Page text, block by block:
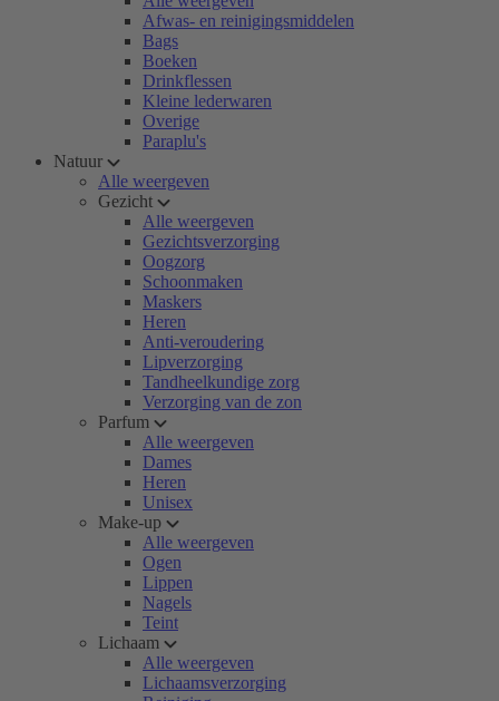
Afwas- en reinigingsmiddelen
Bags
Boeken
Drinkflessen
Kleine lederwaren
Overige
Paraplu's
Natuur
Alle weergeven
Gezicht
Alle weergeven
Gezichtsverzorging
Oogzorg
Schoonmaken
Maskers
Heren
Anti-veroudering
Lipverzorging
Tandheelkundige zorg
Verzorging van de zon
Parfum
Alle weergeven
Dames
Heren
Unisex
Make-up
Alle weergeven
Ogen
Lippen
Nagels
Teint
Lichaam
Alle weergeven
Lichaamsverzorging